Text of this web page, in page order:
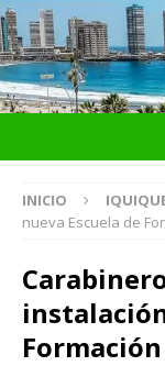
INICIO
nueva Escuela de